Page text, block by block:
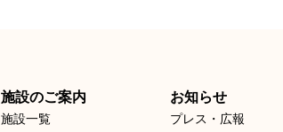
施設のご案内
施設一覧
お知らせ
プレス・広報